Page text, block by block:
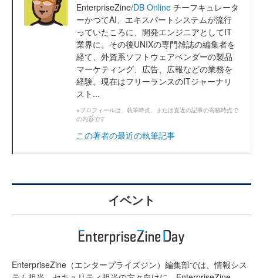
EnterpriseZine/DB Online チーフキュレータ
ーかつてAI、エキスパートシステムが流行
っていたころに、開発エンジニアとしてIT
業界に。その後UNIXの専門雑誌の編集者を
経て、外資系ソフトウェアベンダーの製品
マーケティング、広告、広報などの業務を
経験。現在はフリーランスのITジャーナリ
スト...
※プロフィールは、執筆時点、または直近の記事の寄稿時点で
の内容です
この著者の最近の執筆記事
イベント
EnterpriseZine（エンタープライズジン）編集部では、情報シス